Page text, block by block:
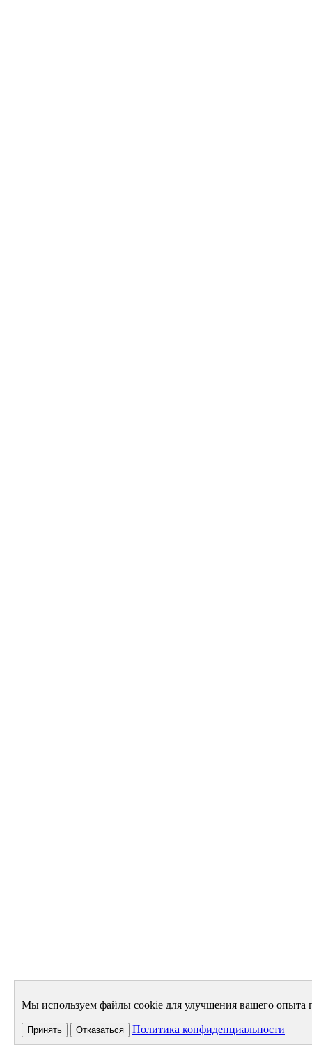
Мы используем файлы cookie для улучшения вашего опыта
Принять Отказаться Политика конфиденциальности